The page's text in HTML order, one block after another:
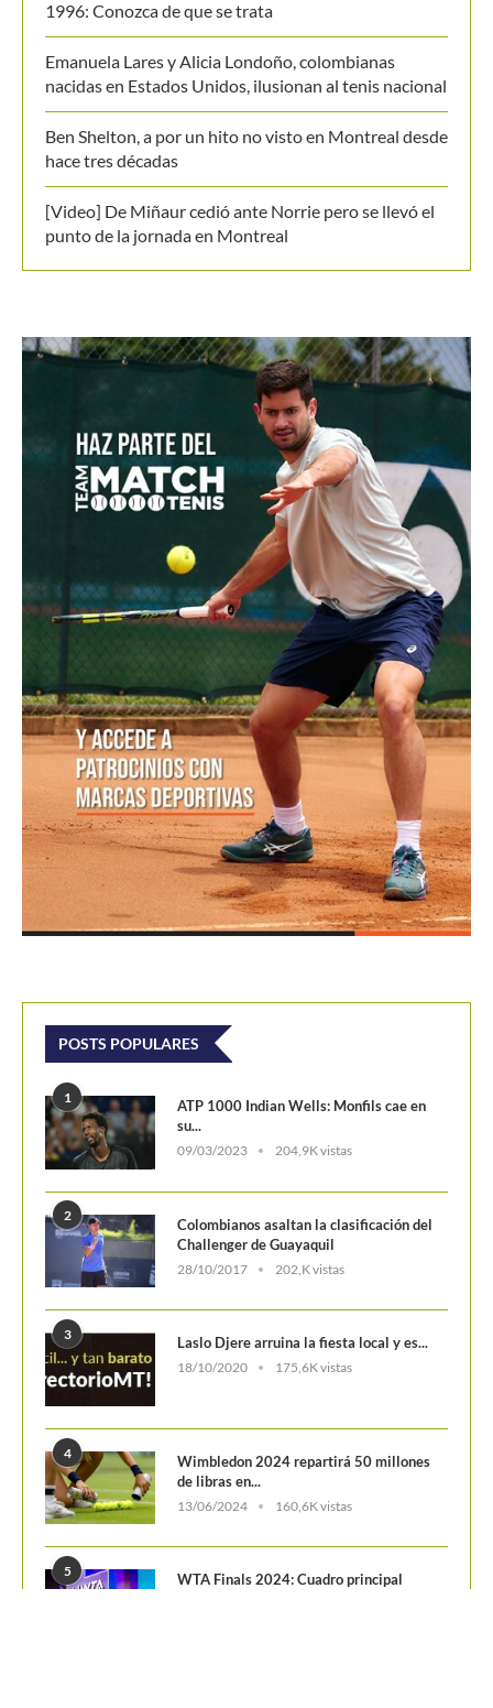
1996: Conozca de que se trata
Emanuela Lares y Alicia Londoño, colombianas
nacidas en Estados Unidos, ilusionan al tenis nacional
Ben Shelton, a por un hito no visto en Montreal desde
hace tres décadas
[Video] De Miñaur cedió ante Norrie pero se llevó el
punto de la jornada en Montreal
POSTS POPULARES
1
ATP 1000 Indian Wells: Monfils cae en
su...
09/03/2023 204,9K vistas
2
Colombianos asaltan la clasificación del
Challenger de Guayaquil
28/10/2017 202,K vistas
3 Laslo Djere arruina la fiesta local y es...
18/10/2020 175,6K vistas
4
Wimbledon 2024 repartirá 50 millones
de libras en...
13/06/2024 160,6K vistas
5 WTA Finals 2024: Cuadro principal